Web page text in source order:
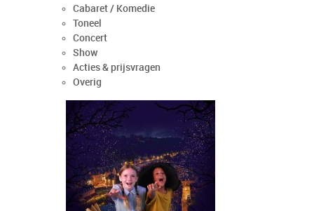
Cabaret / Komedie
Toneel
Concert
Show
Acties & prijsvragen
Overig